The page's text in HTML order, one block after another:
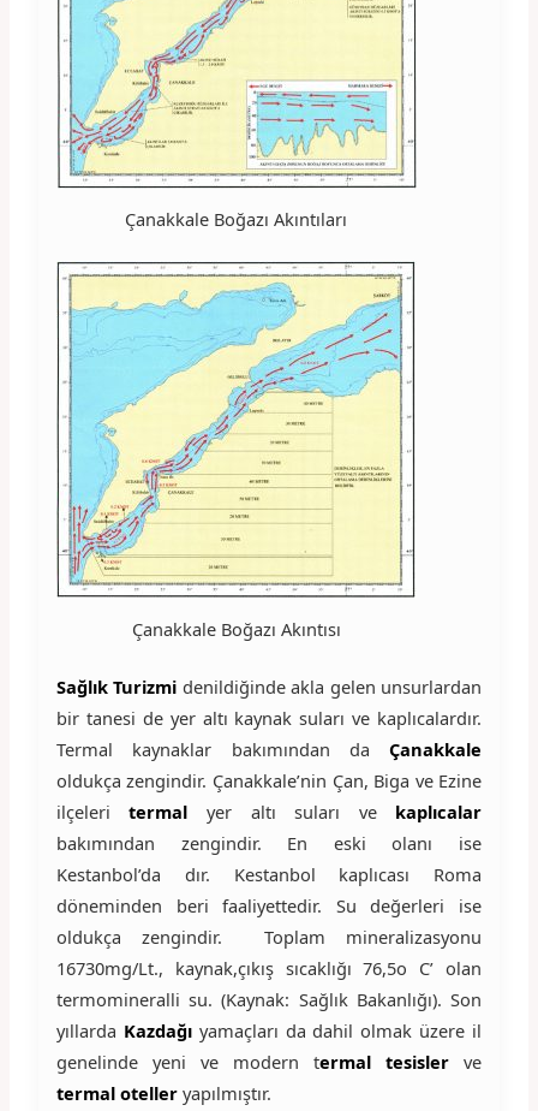
Çanakkale Boğazı Akıntıları
Çanakkale Boğazı Akıntısı
Sağlık Turizmi denildiğinde akla gelen unsurlardan
bir tanesi de yer altı kaynak suları ve kaplıcalardır.
Termal kaynaklar bakımından daÇanakkale
oldukça zengindir. Çanakkale’nin Çan, Biga ve Ezine
ilçeleritermal yer altı suları ve kaplıcalar
bakımından zengindir. En eski olanı ise
Kestanbol’da dır. Kestanbol kaplıcası Roma
döneminden beri faaliyettedir. Su değerleri ise
oldukça zengindir. Toplam mineralizasyonu
16730mg/Lt., kaynak,çıkış sıcaklığı 76,5o C’ olan
termomineralli su. (Kaynak: Sağlık Bakanlığı). Son
yıllarda Kazdağıyamaçları da dahil olmak üzere il
genelinde yeni ve modern termal tesisler ve
termal otelleryapılmıştır.